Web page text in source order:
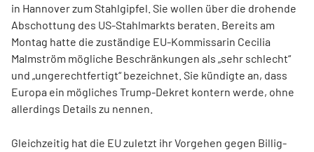
in Hannover zum Stahlgipfel. Sie wollen über die drohende
Abschottung des US-Stahlmarkts beraten. Bereits am
Montag hatte die zuständige EU-Kommissarin Cecilia
Malmström mögliche Beschränkungen als „sehr schlecht“
und „ungerechtfertigt“ bezeichnet. Sie kündigte an, dass
Europa ein mögliches Trump-Dekret kontern werde, ohne
allerdings Details zu nennen.
Gleichzeitig hat die EU zuletzt ihr Vorgehen gegen Billig-